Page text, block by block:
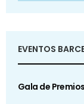
EVENTOS
Gala de